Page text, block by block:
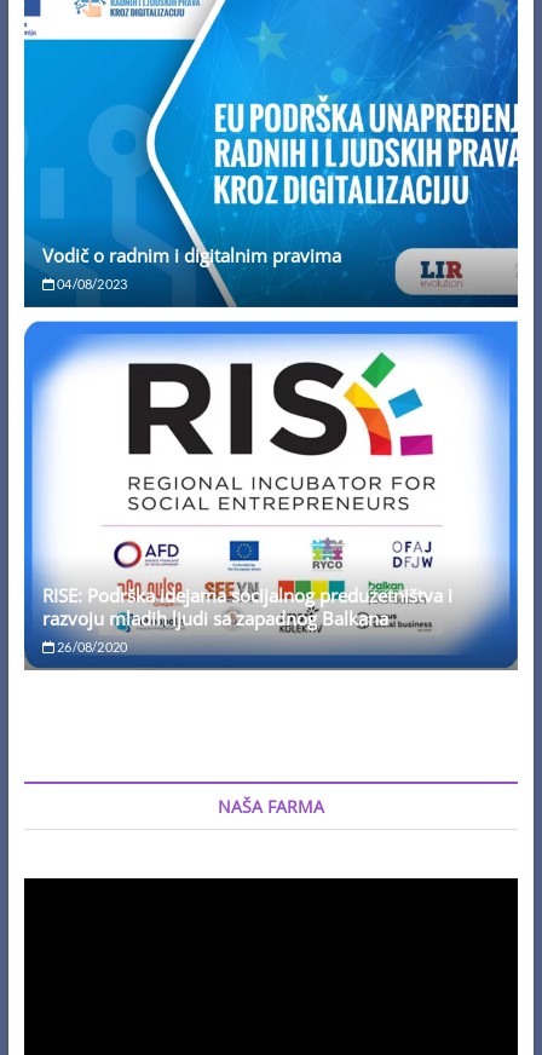
Vodič o radnim i digitalnim pravima
04/08/2023
RISE: Podrška idejama socijalnog preduzetništva i
razvoju mladih ljudi sa zapadnog Balkana
26/08/2020
NAŠA FARMA